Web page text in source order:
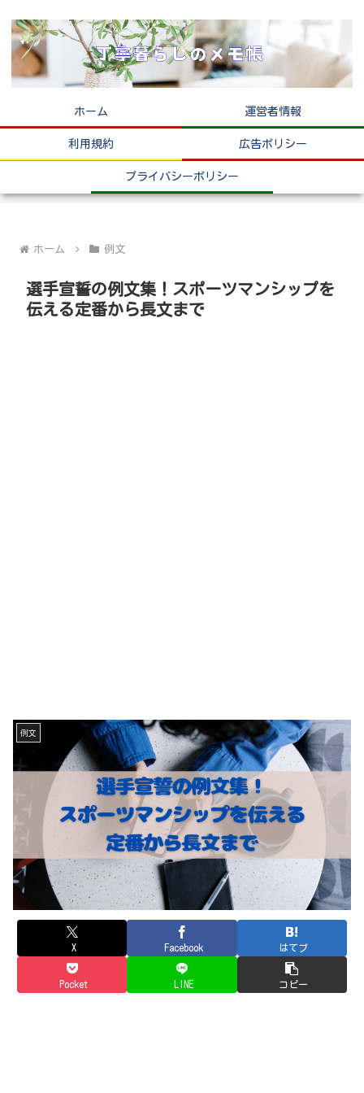
ホーム 運営者情報
利用規約 広告ポリシー
プライバシーポリシー
ホーム 例文
選手宣誓の例文集！スポーツマンシップを
伝える定番から長文まで
例文
X Facebook はてブ
Pocket LINE コピー